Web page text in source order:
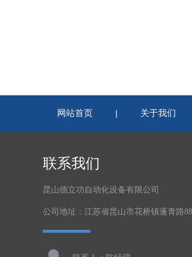
网站首页 | 关于我们
联系我们
昆山德立功自动化设备有限公司
公司地址：江苏省昆山市花桥镇蓬青路